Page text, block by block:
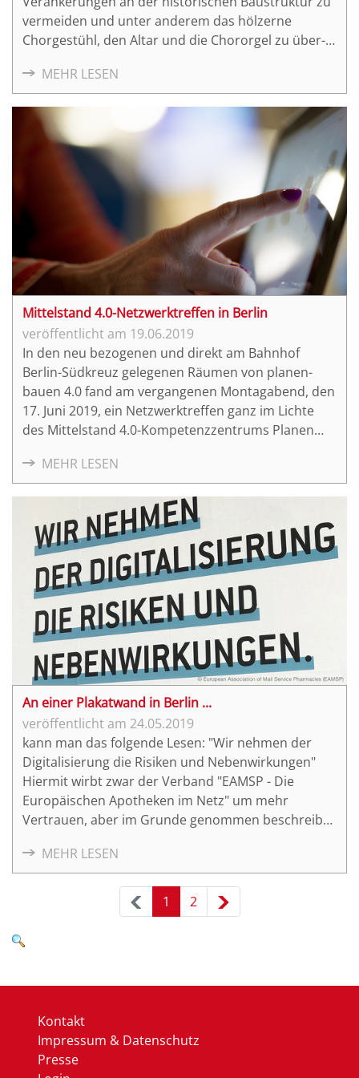
vermeiden und unter anderem das hölzerne
Chorgestühl, den Altar und die Chororgel zu über-
vorhanden und so wurde der Baubestand via
Laserscanner erfasst und in ein digitales
Bauwerksmodell überführt. Ganz ähnlich also wie
bei ...
MEHR LESEN
Mittelstand 4.0-Netzwerktreffen in Berlin
19.06.2019
In den neu bezogenen und direkt am Bahnhof
Berlin-Südkreuz gelegenen Räumen von planen-
bauen 4.0 fand am vergangenen Montagabend, den
17. Juni 2019, ein Netzwerktreffen ganz im Lichte
des Mittelstand 4.0-Kompetenzzentrums Planen
MEHR LESEN
An einer Plakatwand in Berlin ...
24.05.2019
kann man das folgende Lesen: "Wir nehmen der
Digitalisierung die Risiken und Nebenwirkungen"
Hiermit wirbt zwar der Verband "EAMSP - Die
Europäischen Apotheken im Netz" um mehr
Vertrauen, aber im Grunde genommen beschreibt
Kompetenzzentrum Planen und Bauen auf die
Fahnen geschrieben hat und was es
deutschlandweit mit den Aspekten "Informieren -
Lernen/Qualifizieren - Ausprobieren/Entwickeln -
MEHR LESEN
1 2
Kontakt
Impressum & Datenschutz
Presse